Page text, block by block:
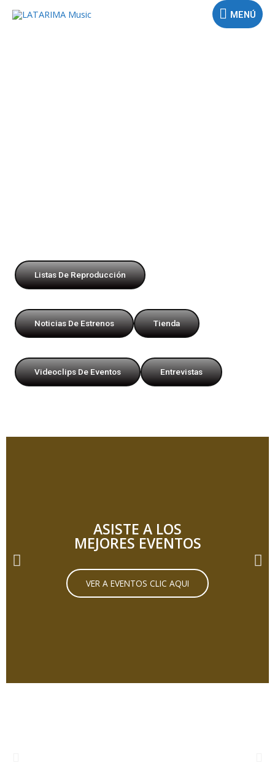
MENÚ
Listas De Reproducción
Noticias De Estrenos Tienda
Videoclips De Eventos Entrevistas
ASISTE A LOS
MEJORES EVENTOS
VER A EVENTOS CLIC AQUI